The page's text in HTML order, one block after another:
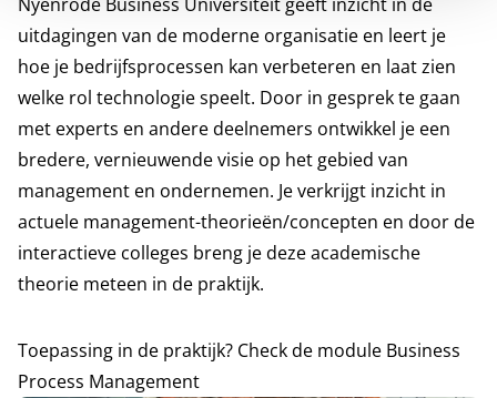
uitdagingen van de moderne organisatie en leert je
hoe je bedrijfsprocessen kan verbeteren en laat zien
welke rol technologie speelt. Door in gesprek te gaan
met experts en andere deelnemers ontwikkel je een
bredere, vernieuwende visie op het gebied van
management en ondernemen. Je verkrijgt inzicht in
actuele management-theorieën/concepten en door de
interactieve colleges breng je deze academische
theorie meteen in de praktijk.
Toepassing in de praktijk? Check de module Business
Process Management